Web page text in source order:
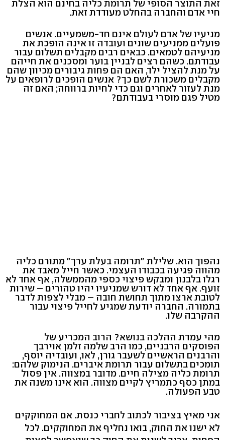
זאת התוצר הסופי של תרומת כליה בחינם הוא הצלת
חיי אדם והחברה בהחלט מעודדת זאת.
מניעיו של אדם לעולם אינם חד-משמעיים. אנשים
פועלים ממניעים שונים ועובדה זו אינה הופכת את
מניעיהם לטמאים. כבאים רבים מקבלים תשלום עבור
עבודתם. כשהם רצים לבניין בוער ומסכנים את חייהם
על מנת להציל ילד, האם הם פחות גיבורים מכיוון שהם
מקבלים משכורת לשם כך? אנשים הופכים לרופאים על
מנת לעזור לאחרים וגם כדי לחיות ברווחה; האם זה
מטיל פגם מוסרי בעבודתם?
נהפוך הוא. שלילת "תרומה בעלת ערך" מתורם כליה
מהווה פגיעה בכבודו העצמי. כאשר חייל מאבד את
רגלו בלבנון ומבקש פיצוי כספי מהממשלה, אף אחד לא
זועף. אף אחד לא דורש שמניעיו יהיו טהורים – שירות
לטובת ארצו מתוך תחושת חובה – מבלי לצפות לדבר
בתמורה. החברה יודעת שמגיע לחייל פיצוי עבור
ההקרבה שלו.
מהי עמדת ההלכה בנושא? הרוב המכריע של
הפוסקים הרבניים, כמו הרב שלמה זלמן אוירבך
והרבנים הראשיים לשעבר גורן, לאו, ועובדיה יוסף,
תומכים בתשלום עבור תרומת איברים. הנימוק שלהם:
תרומת כליה מצילה חיים. מדובר במצווה. אין פסול
במתן כסף כתמריץ לקיים מצווה. הוא אינו משנה את
טבע הפעולה.
אני מאיץ בציבור לכתוב לחברי כנסת. אם המחוקקים
לא ישנו את החוק, בואו נחליף את המחוקקים. לכל